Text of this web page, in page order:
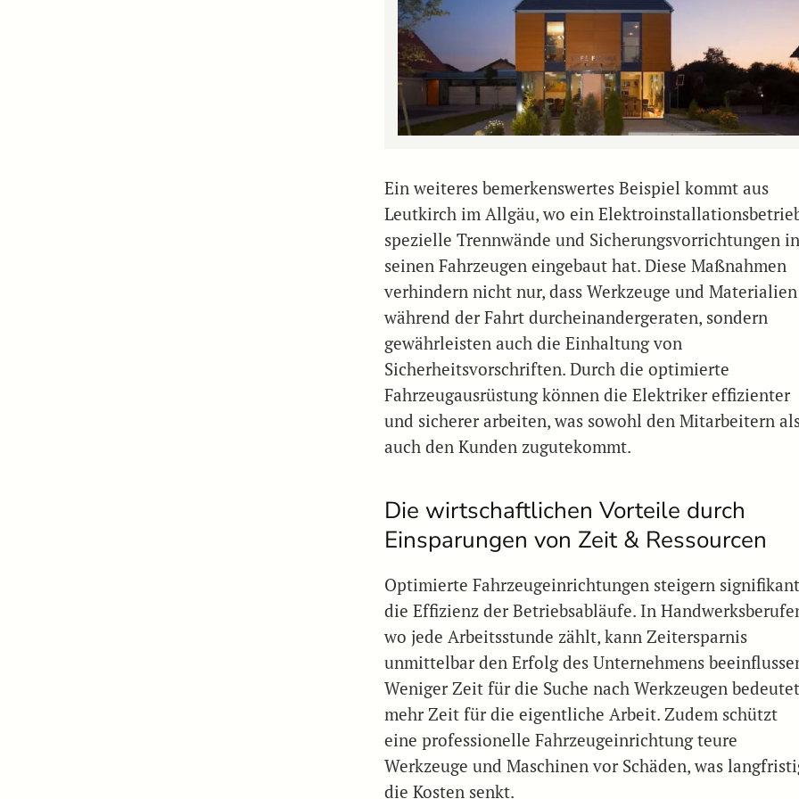
Ein weiteres bemerkenswertes Beispiel kommt aus
Leutkirch im Allgäu, wo ein
spezielle Trennwände und Sicherungsvorrichtungen
seinen Fahrzeugen eingebaut hat. Diese Maßnahmen
verhindern nicht nur, dass Werkzeuge und Materialien
während der Fahrt durcheinandergeraten, sondern
gewährleisten auch die Einhaltung von
Sicherheitsvorschriften. Durch die optimierte
Fahrzeugausrüstung können die Elektriker effizienter
und sicherer arbeiten, was sowohl den Mitarbeitern
auch den Kunden zugutekommt.
Die wirtschaftlichen Vorteile durch
Einsparungen von Zeit & Ressourcen
Optimierte Fahrzeugeinrichtungen steigern
die Effizienz der Betriebsabläufe. In
wo jede Arbeitsstunde zählt, kann Zeitersparnis
unmittelbar den Erfolg des Unternehmens
Weniger Zeit für die Suche nach Werkzeugen
mehr Zeit für die eigentliche Arbeit. Zudem schützt
eine professionelle Fahrzeugeinrichtung teure
Werkzeuge und Maschinen vor Schäden, was
die Kosten senkt.